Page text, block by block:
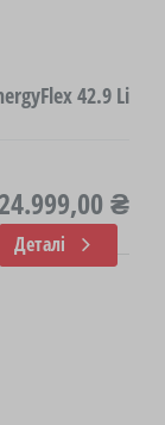
42.9 Li
24.999,00 ₴
Деталі